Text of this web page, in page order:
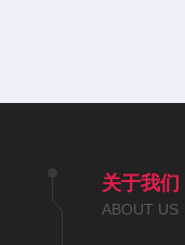
关于我们
ABOUT US